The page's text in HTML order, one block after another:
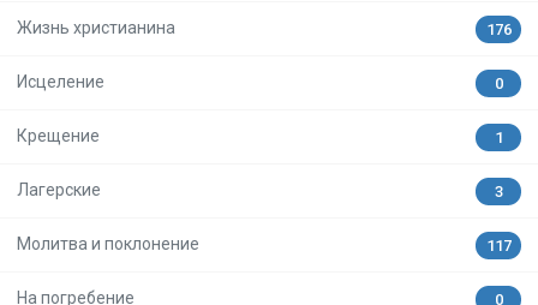
Жизнь христианина 176
Исцеление 0
Крещение 1
Лагерские 3
Молитва и поклонение 117
На погребение 0